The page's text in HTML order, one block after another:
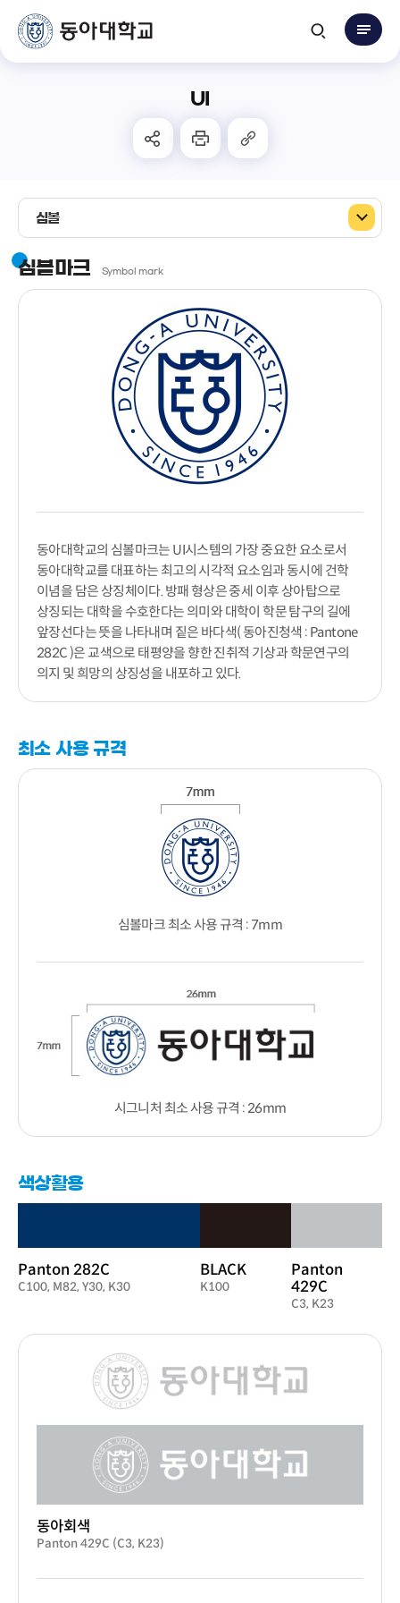
UI
심볼
심볼마크 Symbol mark
동아대학교의 심볼마크는 UI시스템의 가장 중요한 요소로서
동아대학교를 대표하는 최고의 시각적 요소임과 동시에 건학
이념을 담은 상징체이다. 방패 형상은 중세 이후 상아탑으로
상징되는 대학을 수호한다는 의미와 대학이 학문 탐구의 길에
앞장선다는 뜻을 나타내며 짙은 바다색( 동아진청색 : Pantone
282C )은 교색으로 태평양을 향한 진취적 기상과 학문연구의
의지 및 희망의 상징성을 내포하고 있다.
최소 사용 규격
심볼마크 최소 사용 규격 : 7mm
시그니처 최소 사용 규격 : 26mm
색상활용
Panton 282C
C100, M82, Y30, K30
BLACK
K100
Panton
429C
C3, K23
동아회색
Panton 429C (C3, K23)